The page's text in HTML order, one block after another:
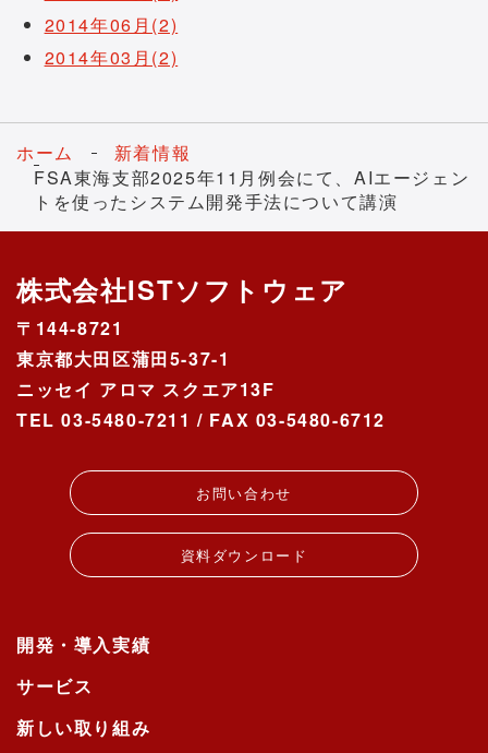
2014年06月(2)
2014年03月(2)
ホーム
新着情報
FSA東海支部2025年11月例会にて、AIエージェン
トを使ったシステム開発手法について講演
株式会社ISTソフトウェア
〒144-8721
東京都大田区蒲田5-37-1
ニッセイ アロマ スクエア13F
TEL 03-5480-7211 / FAX 03-5480-6712
お問い合わせ
資料ダウンロード
開発・導入実績
サービス
新しい取り組み